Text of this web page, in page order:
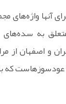
آنها واژه‌های‌
متعلق‌ به‌
و اصفهان‌ از
عودسوزهاست‌ که‌